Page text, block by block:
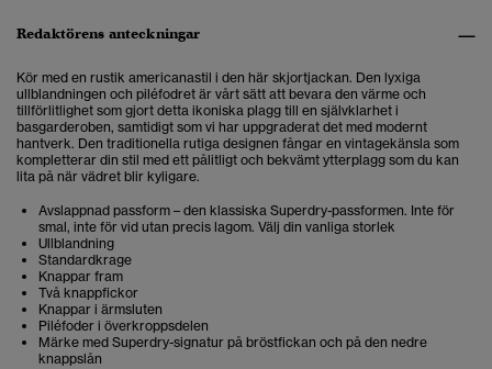
Redaktörens anteckningar
Kör med en rustik americanastil i den här skjortjackan. Den lyxiga
ullblandningen och piléfodret är vårt sätt att bevara den värme och
tillförlitlighet som gjort detta ikoniska plagg till en självklarhet i
basgarderoben, samtidigt som vi har uppgraderat det med modernt
hantverk. Den traditionella rutiga designen fångar en vintagekänsla som
kompletterar din stil med ett pålitligt och bekvämt ytterplagg som du kan
lita på när vädret blir kyligare.
Avslappnad passform – den klassiska Superdry-passformen. Inte för
smal, inte för vid utan precis lagom. Välj din vanliga storlek
Ullblandning
Standardkrage
Knappar fram
Två knappfickor
Knappar i ärmsluten
Piléfoder i överkroppsdelen
Märke med Superdry-signatur på bröstfickan och på den nedre
knappslån